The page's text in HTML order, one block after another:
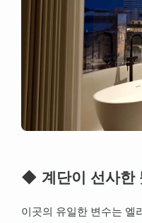
◆ 계단이 선사한
이곳의 유일한 변수는 엘